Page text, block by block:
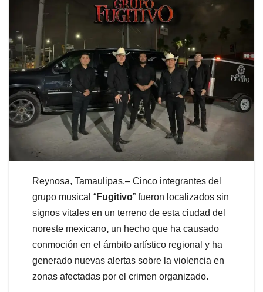
Reynosa, Tamaulipas.– Cinco integrantes del
grupo musical “Fugitivo” fueron localizados sin
signos vitales en un terreno de esta ciudad del
noreste mexicano, un hecho que ha causado
conmoción en el ámbito artístico regional y ha
generado nuevas alertas sobre la violencia en
zonas afectadas por el crimen organizado.